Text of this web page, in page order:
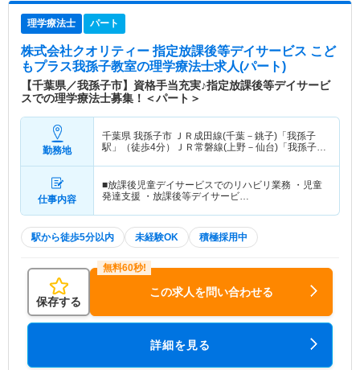
理学療法士 パート
株式会社クオリティー 指定放課後等デイサービス こど
もプラス我孫子教室の理学療法士求人(パート)
【千葉県／我孫子市】資格手当充実♪指定放課後等デイサービ
スでの理学療法士募集！＜パート＞
勤務地
千葉県 我孫子市 ＪＲ成田線(千葉－銚子)「我孫子
駅」（徒歩4分）ＪＲ常磐線(上野－仙台)「我孫子
仕事内容
■放課後児童デイサービスでのリハビリ業務 ・児童
発達支援 ・放課後等デイサービ…
駅から徒歩5分以内 未経験OK 積極採用中
保存する
この求人を問い合わせる
詳細を見る